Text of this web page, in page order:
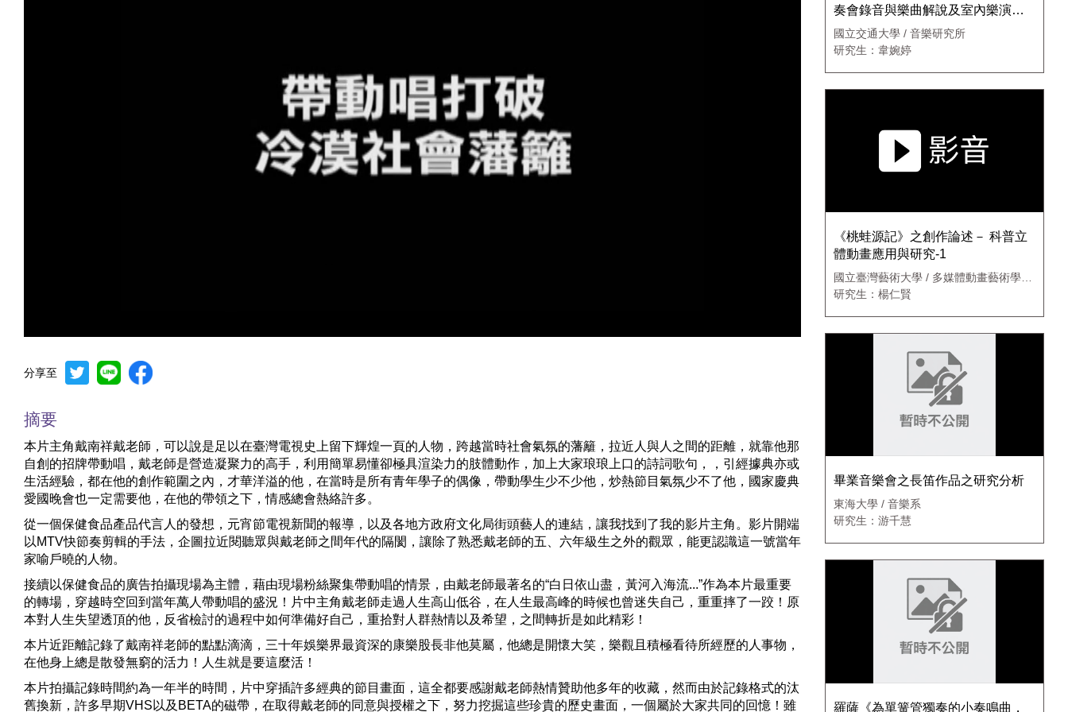
分享至
摘要
本片主角戴南祥戴老師，可以說是足以在臺灣電視史上留下輝煌一頁的人物，跨越當時社會氣氛的藩籬，拉近人與人之間的距離，就靠他那
自創的招牌帶動唱，戴老師是營造凝聚力的高手，利用簡單易懂卻極具渲染力的肢體動作，加上大家琅琅上口的詩詞歌句，，引經據典亦或
生活經驗，都在他的創作範圍之內，才華洋溢的他，在當時是所有青年學子的偶像，帶動學生少不少他，炒熱節目氣氛少不了他，國家慶典
愛國晚會也一定需要他，在他的帶領之下，情感總會熱絡許多。
從一個保健食品產品代言人的發想，元宵節電視新聞的報導，以及各地方政府文化局街頭藝人的連結，讓我找到了我的影片主角。影片開端
以MTV快節奏剪輯的手法，企圖拉近閱聽眾與戴老師之間年代的隔閡，讓除了熟悉戴老師的五、六年級生之外的觀眾，能更認識這一號當年
家喻戶曉的人物。
接續以保健食品的廣告拍攝現場為主體，藉由現場粉絲聚集帶動唱的情景，由戴老師最著名的“白日依山盡，黃河入海流...”作為本片最重要
的轉場，穿越時空回到當年萬人帶動唱的盛況！片中主角戴老師走過人生高山低谷，在人生最高峰的時候也曾迷失自己，重重摔了一跤！原
本對人生失望透頂的他，反省檢討的過程中如何準備好自己，重拾對人群熱情以及希望，之間轉折是如此精彩！
本片近距離記錄了戴南祥老師的點點滴滴，三十年娛樂界最資深的康樂股長非他莫屬，他總是開懷大笑，樂觀且積極看待所經歷的人事物，
在他身上總是散發無窮的活力！人生就是要這麼活！
本片拍攝記錄時間約為一年半的時間，片中穿插許多經典的節目畫面，這全都要感謝戴老師熱情贊助他多年的收藏，然而由於記錄格式的汰
舊換新，許多早期VHS以及BETA的磁帶，在取得戴老師的同意與授權之下，努力挖掘這些珍貴的歷史畫面，一個屬於大家共同的回憶！雖
奏會錄音與樂曲解說及室內樂演奏
會錄音-1
國立交通大學 / 音樂研究所
研究生：韋婉婷
《桃蛙源記》之創作論述－ 科普立
體動畫應用與研究-1
國立臺灣藝術大學 / 多媒體動畫藝術學系
動畫藝術碩士班
研究生：楊仁賢
畢業音樂會之長笛作品之研究分析
東海大學 / 音樂系
研究生：游千慧
羅薩《為單簧管獨奏的小奏鳴曲，